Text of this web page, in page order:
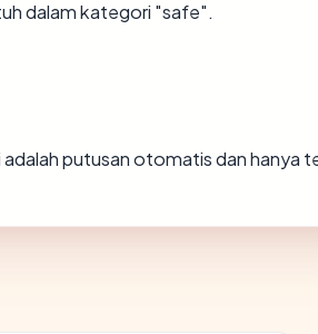
dalam kategori "safe".
adalah putusan otomatis dan hanya